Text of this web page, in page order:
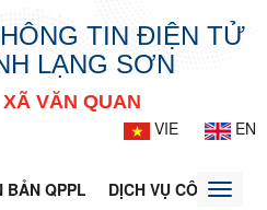
TIN ĐIỆN TỬ
LẠNG SƠN
XÃ VĂN QUAN
VIE
EN
BẢN QPPL DỊCH VỤ CÔNGToggle